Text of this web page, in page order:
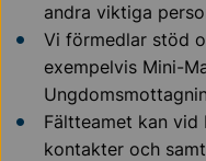
andra viktiga
Vi förmedlar stöd
exempelvis Mini-
Fältteamet kan vid
kontakter och